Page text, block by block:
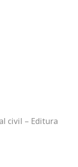
civil – Editura